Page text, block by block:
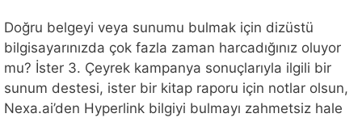
Doğru belgeyi veya sunumu bulmak için dizüstü
bilgisayarınızda çok fazla zaman harcadığınız oluyor
mu? İster 3. Çeyrek kampanya sonuçlarıyla ilgili bir
sunum destesi, ister bir kitap raporu için notlar olsun,
Nexa.ai’den Hyperlink bilgiyi bulmayı zahmetsiz hale